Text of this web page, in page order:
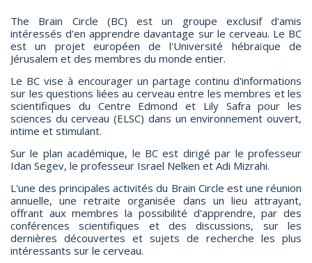
The Brain Circle (BC) est un groupe exclusif d'amis
intéressés d'en apprendre davantage sur le cerveau. Le BC
est un projet européen de l'Université hébraïque de
Jérusalem et des membres du monde entier.
Le BC vise à encourager un partage continu d'informations
sur les questions liées au cerveau entre les membres et les
scientifiques du Centre Edmond et Lily Safra pour les
sciences du cerveau (ELSC) dans un environnement ouvert,
intime et stimulant.
Sur le plan académique, le BC est dirigé par le professeur
Idan Segev, le professeur Israel Nelken et Adi Mizrahi.
L'une des principales activités du Brain Circle est une réunion
annuelle, une retraite organisée dans un lieu attrayant,
offrant aux membres la possibilité d'apprendre, par des
conférences scientifiques et des discussions, sur les
dernières découvertes et sujets de recherche les plus
intéressants sur le cerveau.